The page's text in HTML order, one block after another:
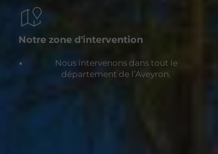
Notre zone d'intervention
Nous intervenons dans tout le
département de l’Aveyron.